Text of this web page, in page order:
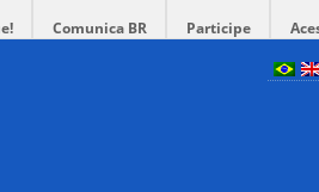
Comunica BR Participe